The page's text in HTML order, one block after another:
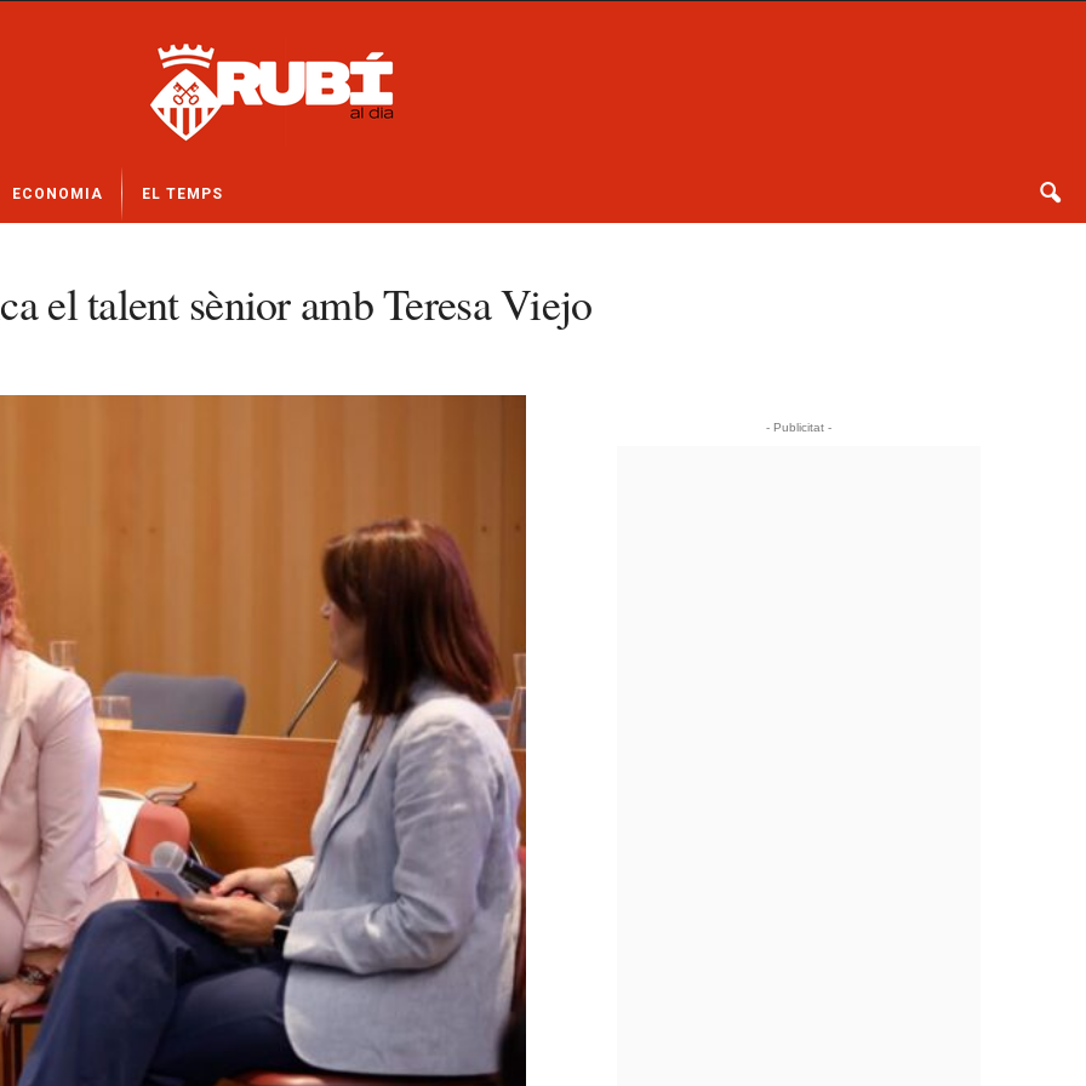
ECONOMIA EL TEMPS
el talent sènior amb Teresa Viejo
- Publicitat -